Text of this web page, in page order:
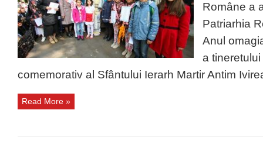
Române a
Patriarhia
Anul
a
comemorativ al Sfântului Ierarh Martir Antim
Read More »